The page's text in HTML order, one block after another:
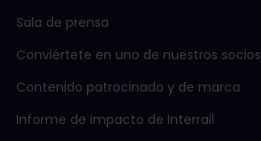
Sala de prensa
Conviértete en uno de nuestros socios
Contenido patrocinado y de marca
Informe de impacto de Interrail